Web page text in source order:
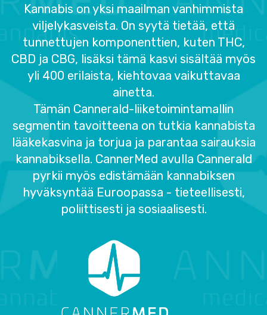
Kannabis on yksi maailman vanhimmista
viljelykasveista. On syytä tietää, että
tunnettujen komponenttien, kuten THC,
CBD ja CBG, lisäksi tämä kasvi sisältää myös
yli 400 erilaista, kiehtovaa vaikuttavaa
ainetta.
Tämän Cannerald-liiketoimintamallin
segmentin tavoitteena on tutkia kannabista
lääkekasvina ja torjua ja parantaa sairauksia
kannabiksella. CannerMed avulla Cannerald
pyrkii myös edistämään kannabiksen
hyväksyntää Euroopassa - tieteellisesti,
poliittisesti ja sosiaalisesti.